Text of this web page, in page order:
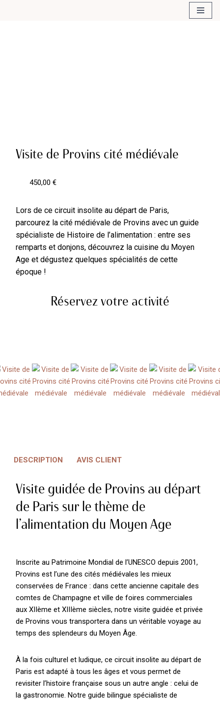
Visite de Provins cité médiévale
450,00 €
Lors de ce circuit insolite au départ de Paris,
parcourez la cité médiévale de Provins avec un guide
spécialiste de Histoire de l’alimentation : entre ses
remparts et donjons, découvrez la cuisine du Moyen
Age et dégustez quelques spécialités de cette
époque !
Réservez votre activité
DESCRIPTION AVIS CLIENT
Visite guidée de Provins au départ
de Paris sur le thème de
l’alimentation du Moyen Age
Inscrite au Patrimoine Mondial de l’UNESCO depuis 2001,
Provins est l’une des cités médiévales les mieux
conservées de France : dans cette ancienne capitale des
comtes de Champagne et ville de foires commerciales
aux XIIème et XIIIème siècles, notre visite guidée et privée
de Provins vous transportera dans un véritable voyage au
temps des splendeurs du Moyen Âge.
À la fois culturel et ludique, ce circuit insolite au départ de
Paris est adapté à tous les âges et vous permet de
revisiter l’histoire française sous un autre angle : celui de
la gastronomie. Notre guide bilingue spécialiste de